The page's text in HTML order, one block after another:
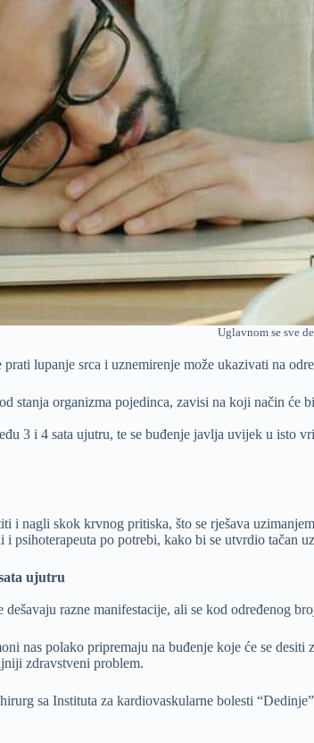
Uglavnom se sve
lupanje srca i uznemirenje može ukazivati na
stanja organizma pojedinca, zavisi na koji način će
3 i 4 sata ujutru, te se buđenje javlja uvijek u isto
i nagli skok krvnog pritiska, što se rješava
psihoterapeuta po potrebi, kako bi se utvrdio tačan
ujutru
dešavaju razne manifestacije, ali se kod određenog
nas polako pripremaju na buđenje koje će se
zdravstveni problem.
sa Instituta za kardiovaskularne bolesti